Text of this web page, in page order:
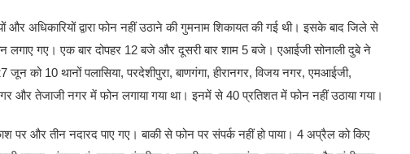
और अधिकारियों द्वारा फोन नहीं उठाने की गुमनाम शिकायत की गई थी। इसके बाद जिले से
लगाए गए। एक बार दोपहर 12 बजे और दूसरी बार शाम 5 बजे। एआईजी सोनाली दुबे ने
जून को 10 थानों पलासिया, परदेशीपुरा, बाणगंगा, हीरानगर, विजय नगर, एमआईजी,
और तेजाजी नगर में फोन लगाया गया था। इनमें से 40 प्रतिशत में फोन नहीं उठाया गया।
पर और तीन नदारद पाए गए। बाकी से फोन पर संपर्क नहीं हो पाया। 4 अप्रैल को किए